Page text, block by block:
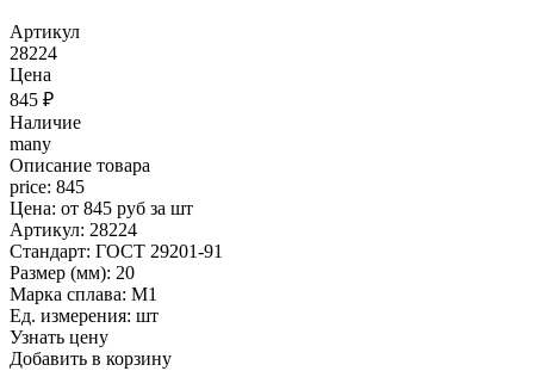
Артикул
28224
Цена
845 ₽
Наличие
many
Описание товара
price: 845
Цена: от 845 руб за шт
Артикул: 28224
Стандарт: ГОСТ 29201-91
Размер (мм): 20
Марка сплава: М1
Ед. измерения: шт
Узнать цену
Добавить в корзину